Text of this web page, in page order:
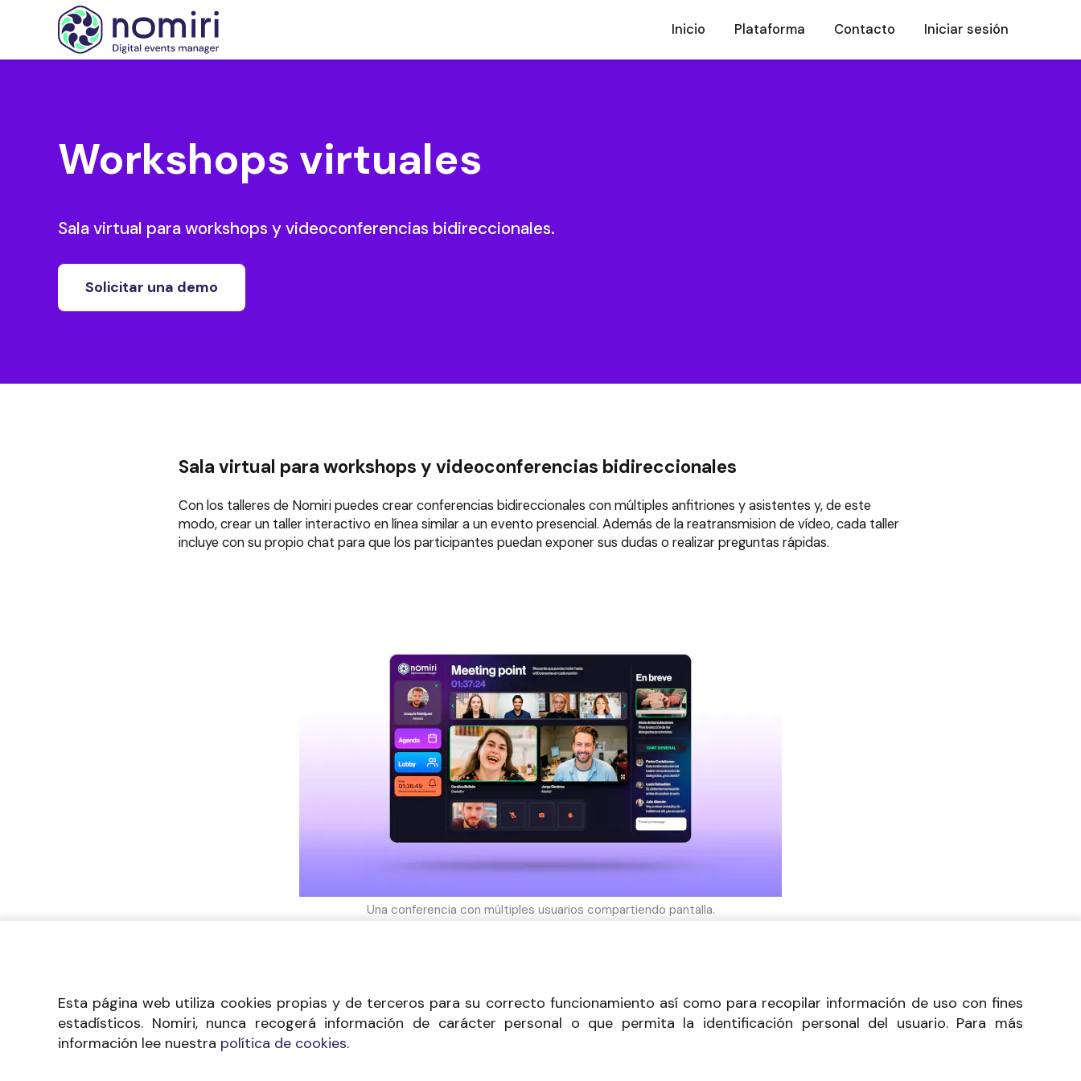
Inicio Plataforma Contacto Iniciar sesión
Workshops virtuales
Sala virtual para workshops y videoconferencias bidireccionales.
Solicitar una demo
Sala virtual para workshops y videoconferencias bidireccionales
Con los talleres de Nomiri puedes crear conferencias bidireccionales con múltiples anfitriones y asistentes y, de este
modo, crear un taller interactivo en línea similar a un evento presencial. Además de la reatransmision de vídeo, cada taller
incluye con su propio chat para que los participantes puedan exponer sus dudas o realizar preguntas rápidas.
Una conferencia con múltiples usuarios compartiendo pantalla.
Esta página web utiliza cookies propias y de terceros para su correcto funcionamiento así como para recopilar información de uso con fines
estadísticos. Nomiri, nunca recogerá información de carácter personal o que permita la identificación personal del usuario. Para más
información lee nuestra política de cookies.